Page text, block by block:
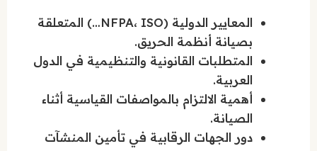
المعايير الدولية (NFPA، ISO…) المتعلقة
بصيانة أنظمة الحريق.
المتطلبات القانونية والتنظيمية في الدول
العربية.
أهمية الالتزام بالمواصفات القياسية أثناء
الصيانة.
دور الجهات الرقابية في تأمين المنشآت